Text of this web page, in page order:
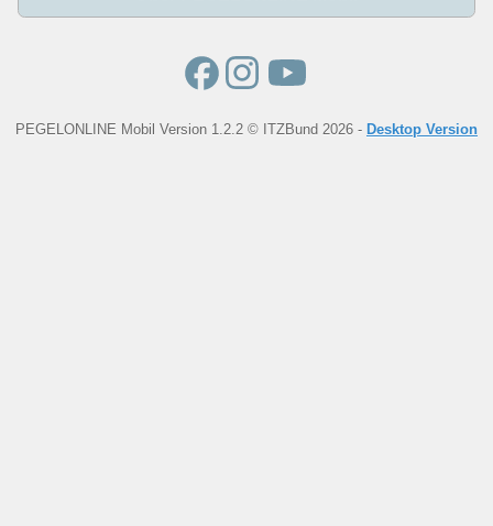
PEGELONLINE Mobil Version 1.2.2 © ITZBund 2026 - Desktop Version